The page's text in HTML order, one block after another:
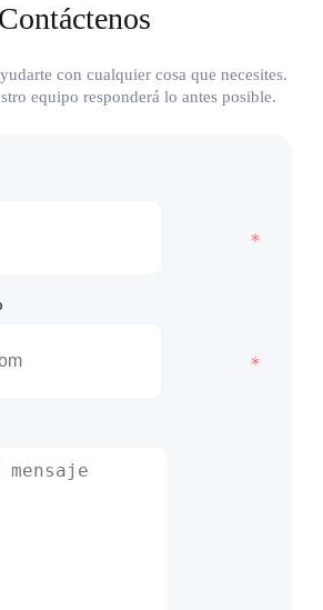
Contáctenos
con cualquier cosa que necesites.
equipo responderá lo antes posible.